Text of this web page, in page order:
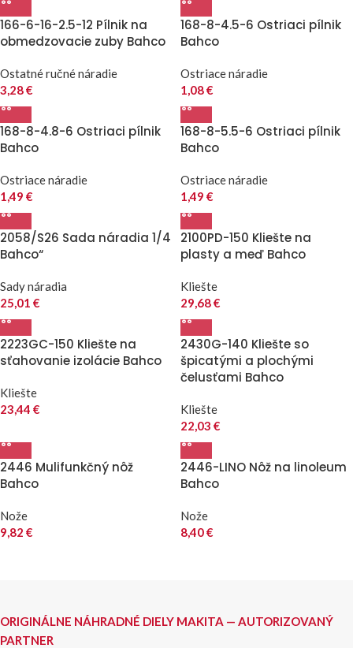
166-6-16-2.5-12 Pílnik na
obmedzovacie zuby Bahco
Ostatné ručné náradie
3,28€
168-8-4.5-6 Ostriaci pílnik
Bahco
Ostriace náradie
1,08€
168-8-4.8-6 Ostriaci pílnik
Bahco
Ostriace náradie
1,49 €
168-8-5.5-6 Ostriaci pílnik
Bahco
Ostriace náradie
1,49 €
2058/S26 Sada náradia 1/4
Bahco“
Sady náradia
25,01 €
2100PD-150 Kliešte na
plasty a meď Bahco
Kliešte
29,68€
2223GC-150 Kliešte na
sťahovanie izolácie Bahco
Kliešte
23,44 €
2430G-140 Kliešte so
špicatými a plochými
čelusťami Bahco
Kliešte
22,03 €
2446 Mulifunkčný nôž
Bahco
Nože
9,82 €
2446-LINO Nôž na linoleum
Bahco
Nože
8,40€
ORIGINÁLNE NÁHRADNÉ DIELY MAKITA — AUTORIZOVANÝ
PARTNER